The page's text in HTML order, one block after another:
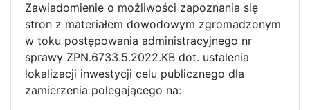
Zawiadomienie o możliwości zapoznania się
stron z materiałem dowodowym zgromadzonym
w toku postępowania administracyjnego nr
sprawy ZPN.6733.5.2022.KB dot. ustalenia
lokalizacji inwestycji celu publicznego dla
zamierzenia polegającego na: